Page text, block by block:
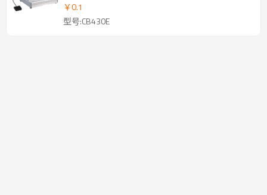
￥0.1
型号:CB430E